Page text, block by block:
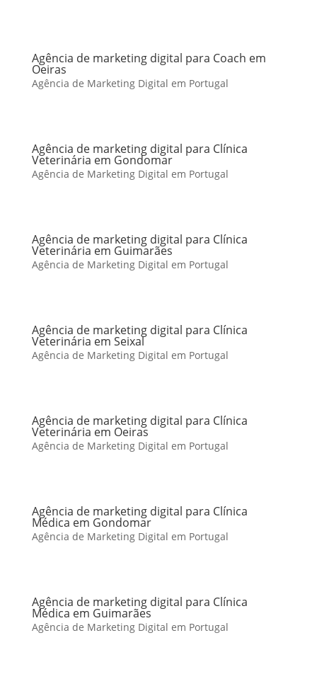
Agência de marketing digital para Coach em
Oeiras
Agência de Marketing Digital em Portugal
Agência de marketing digital para Clínica
Veterinária em Gondomar
Agência de Marketing Digital em Portugal
Agência de marketing digital para Clínica
Veterinária em Guimarães
Agência de Marketing Digital em Portugal
Agência de marketing digital para Clínica
Veterinária em Seixal
Agência de Marketing Digital em Portugal
Agência de marketing digital para Clínica
Veterinária em Oeiras
Agência de Marketing Digital em Portugal
Agência de marketing digital para Clínica
Médica em Gondomar
Agência de Marketing Digital em Portugal
Agência de marketing digital para Clínica
Médica em Guimarães
Agência de Marketing Digital em Portugal